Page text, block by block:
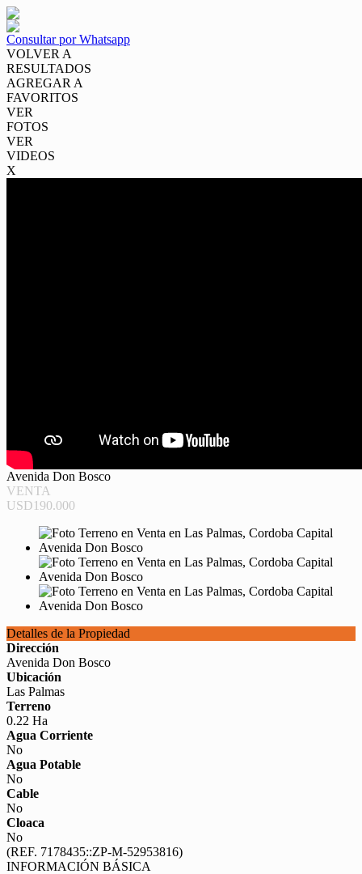
Consultar por Whatsapp
VOLVER A
RESULTADOS
AGREGAR A
FAVORITOS
VER
FOTOS
VER
VIDEOS
X
Avenida Don Bosco
VENTA
USD190.000
Detalles de la Propiedad
Dirección
Avenida Don Bosco
Ubicación
Las Palmas
Terreno
0.22 Ha
Agua Corriente
No
Agua Potable
No
Cable
No
Cloaca
No
(REF. 7178435::ZP-M-52953816)
INFORMACIÓN BÁSICA